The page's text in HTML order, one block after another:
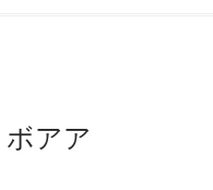
アア